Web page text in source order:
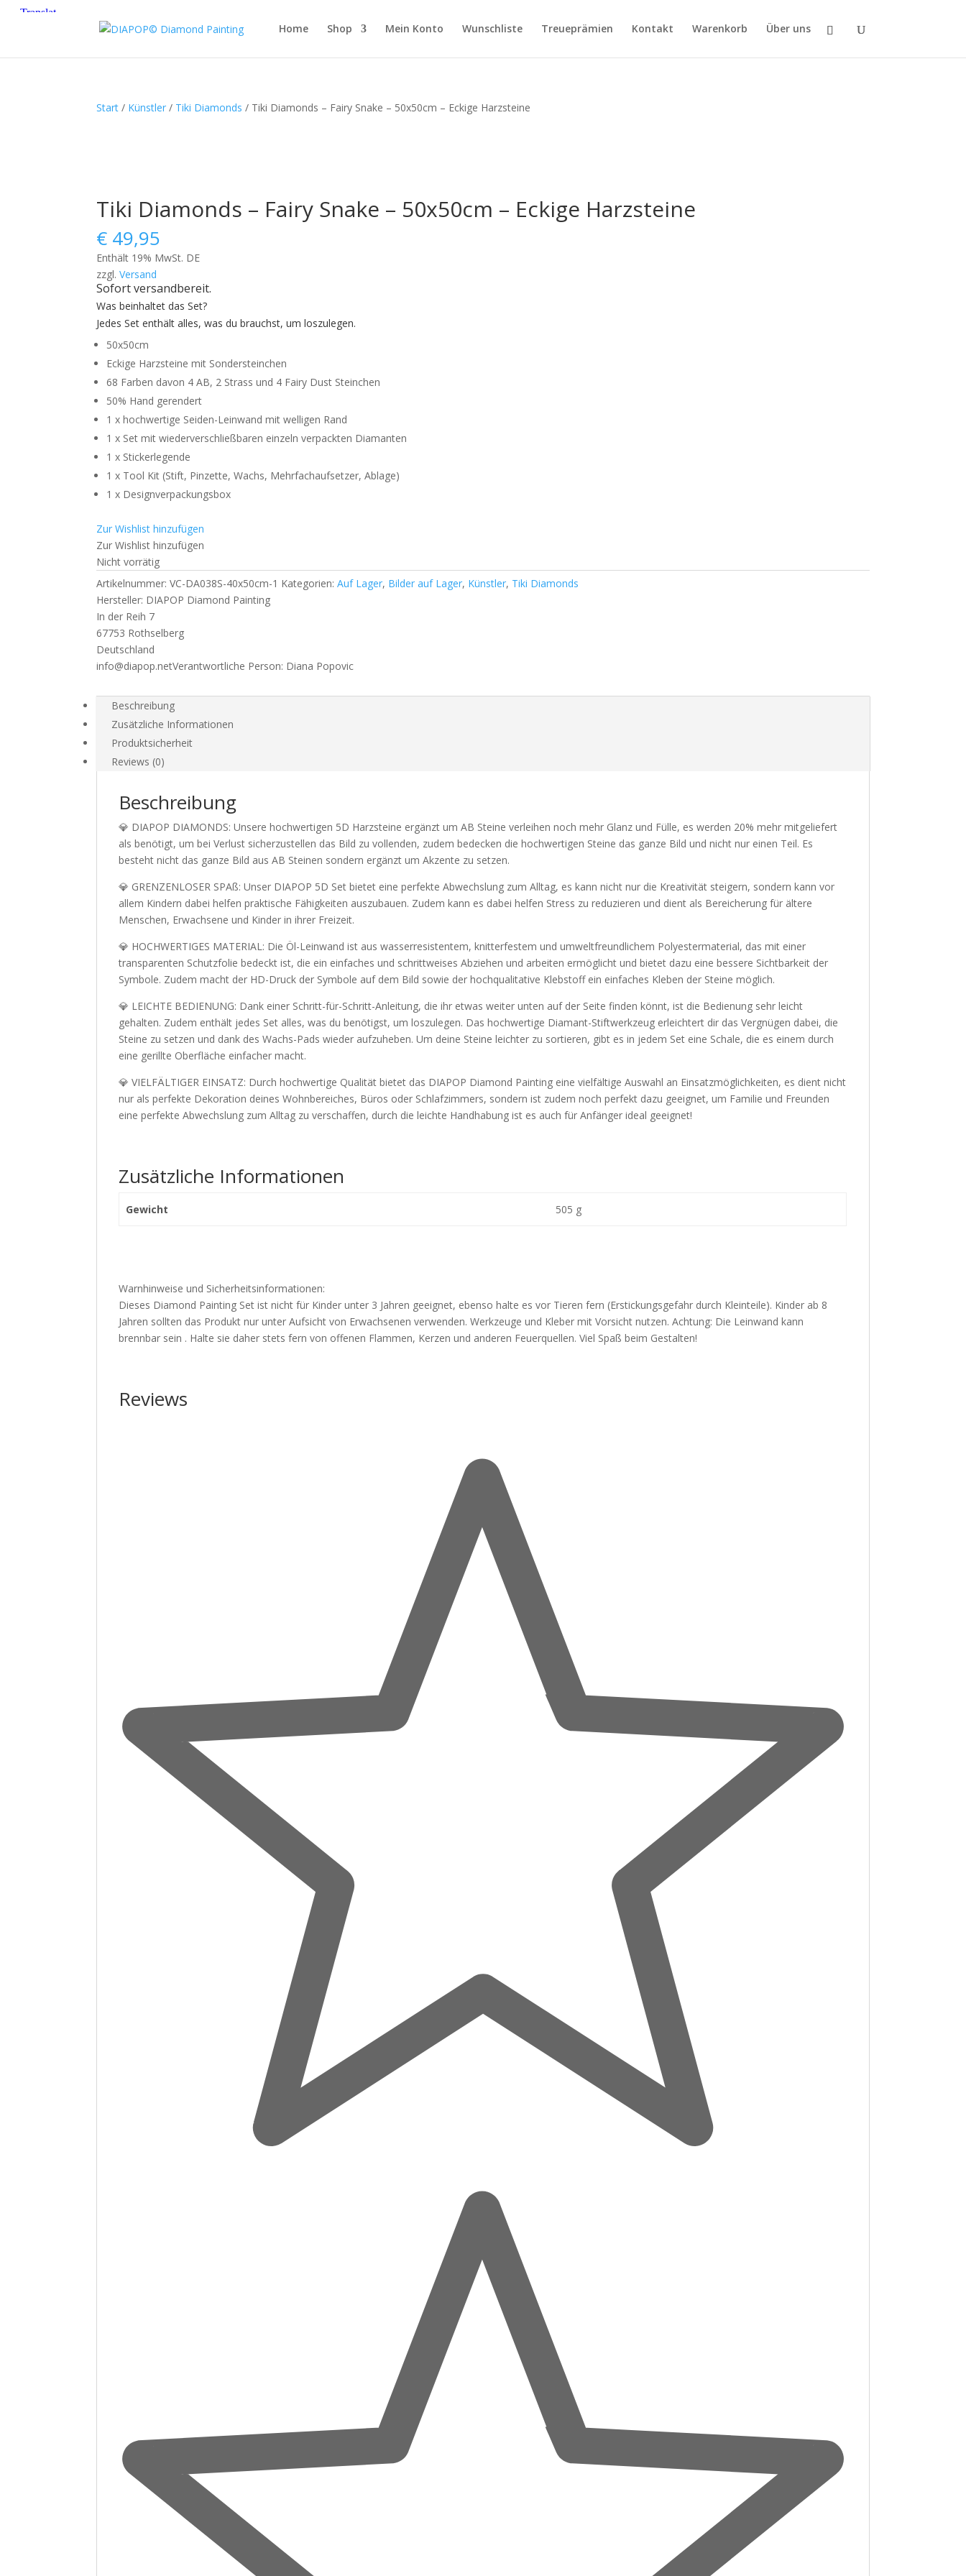
Home Shop Mein Konto Wunschliste Treueprämien Kontakt Warenkorb Über uns
Start / Künstler / Tiki Diamonds / Tiki Diamonds – Fairy Snake – 50x50cm – Eckige Harzsteine
Tiki Diamonds – Fairy Snake – 50x50cm – Eckige Harzsteine
€ 49,95
Enthält 19% MwSt. DE
zzgl.Versand
Sofort versandbereit.
Was beinhaltet das Set?
Jedes Set enthält alles, was du brauchst, um loszulegen.
50x50cm
Eckige Harzsteine mit Sondersteinchen
68 Farben davon 4 AB, 2 Strass und 4 Fairy Dust Steinchen
50% Hand gerendert
1 x hochwertige Seiden-Leinwand mit welligen Rand
1 x Set mit wiederverschließbaren einzeln verpackten Diamanten
1 x Stickerlegende
1 x Tool Kit (Stift, Pinzette, Wachs, Mehrfachaufsetzer, Ablage)
1 x Designverpackungsbox
Zur Wishlist hinzufügen
Zur Wishlist hinzufügen
Nicht vorrätig
Artikelnummer:VC-DA038S-40x50cm-1 Kategorien:Auf Lager, Bilder auf Lager, Künstler, Tiki Diamonds
Hersteller: DIAPOP Diamond Painting
In der Reih 7
67753 Rothselberg
Deutschland
info@diapop.netVerantwortliche Person: Diana Popovic
Beschreibung
Zusätzliche Informationen
Produktsicherheit
Reviews (0)
Beschreibung
💎 DIAPOP DIAMONDS: Unsere hochwertigen 5D Harzsteine ergänzt um AB Steine verleihen noch mehr Glanz und Fülle, es werden 20% mehr mitgeliefert
als benötigt, um bei Verlust sicherzustellen das Bild zu vollenden, zudem bedecken die hochwertigen Steine das ganze Bild und nicht nur einen Teil. Es
besteht nicht das ganze Bild aus AB Steinen sondern ergänzt um Akzente zu setzen.
💎 GRENZENLOSER SPAß: Unser DIAPOP 5D Set bietet eine perfekte Abwechslung zum Alltag, es kann nicht nur die Kreativität steigern, sondern kann vor
allem Kindern dabei helfen praktische Fähigkeiten auszubauen. Zudem kann es dabei helfen Stress zu reduzieren und dient als Bereicherung für ältere
Menschen, Erwachsene und Kinder in ihrer Freizeit.
💎 HOCHWERTIGES MATERIAL: Die Öl-Leinwand ist aus wasserresistentem, knitterfestem und umweltfreundlichem Polyestermaterial, das mit einer
transparenten Schutzfolie bedeckt ist, die ein einfaches und schrittweises Abziehen und arbeiten ermöglicht und bietet dazu eine bessere Sichtbarkeit der
Symbole. Zudem macht der HD-Druck der Symbole auf dem Bild sowie der hochqualitative Klebstoff ein einfaches Kleben der Steine möglich.
💎 LEICHTE BEDIENUNG: Dank einer Schritt-für-Schritt-Anleitung, die ihr etwas weiter unten auf der Seite finden könnt, ist die Bedienung sehr leicht
gehalten. Zudem enthält jedes Set alles, was du benötigst, um loszulegen. Das hochwertige Diamant-Stiftwerkzeug erleichtert dir das Vergnügen dabei, die
Steine zu setzen und dank des Wachs-Pads wieder aufzuheben. Um deine Steine leichter zu sortieren, gibt es in jedem Set eine Schale, die es einem durch
eine gerillte Oberfläche einfacher macht.
💎 VIELFÄLTIGER EINSATZ: Durch hochwertige Qualität bietet das DIAPOP Diamond Painting eine vielfältige Auswahl an Einsatzmöglichkeiten, es dient nicht
nur als perfekte Dekoration deines Wohnbereiches, Büros oder Schlafzimmers, sondern ist zudem noch perfekt dazu geeignet, um Familie und Freunden
eine perfekte Abwechslung zum Alltag zu verschaffen, durch die leichte Handhabung ist es auch für Anfänger ideal geeignet!
Zusätzliche Informationen
Gewicht 505 g
Warnhinweise und Sicherheitsinformationen:
Dieses Diamond Painting Set ist nicht für Kinder unter 3 Jahren geeignet, ebenso halte es vor Tieren fern (Erstickungsgefahr durch Kleinteile). Kinder ab 8
Jahren sollten das Produkt nur unter Aufsicht von Erwachsenen verwenden. Werkzeuge und Kleber mit Vorsicht nutzen. Achtung: Die Leinwand kann
brennbar sein . Halte sie daher stets fern von offenen Flammen, Kerzen und anderen Feuerquellen. Viel Spaß beim Gestalten!
Reviews